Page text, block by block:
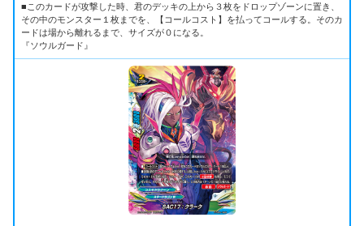
■このカードが攻撃した時、君のデッキの上から３枚をドロップゾーンに置き、
その中のモンスター１枚までを、【コールコスト】を払ってコールする。そのカ
ードは場から離れるまで、サイズが０になる。
『ソウルガード』